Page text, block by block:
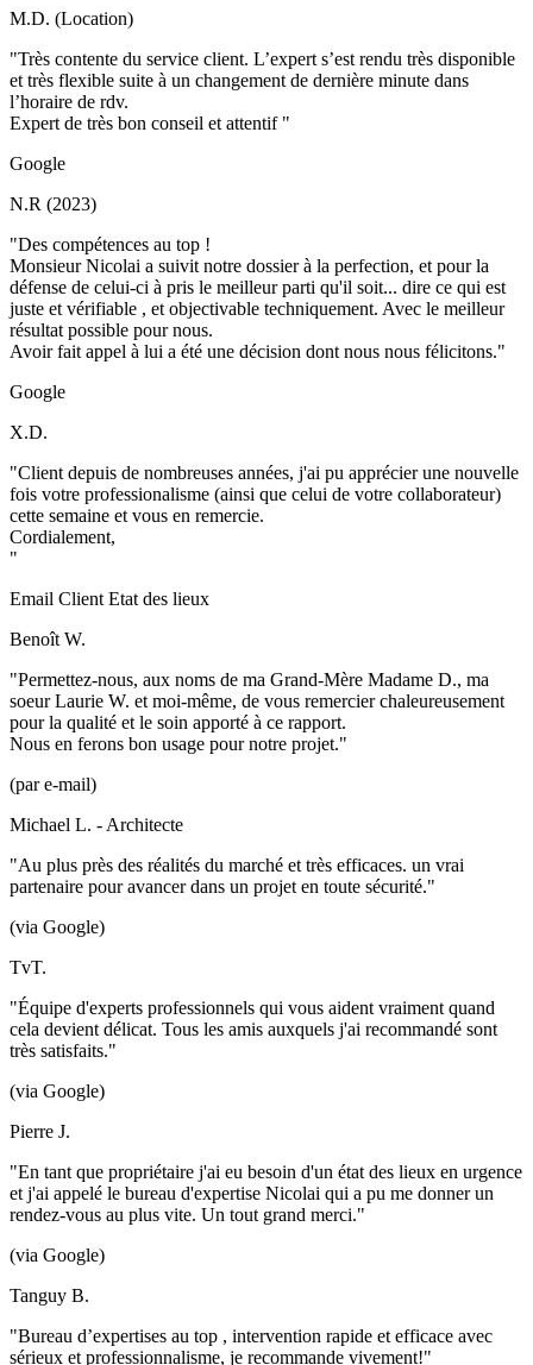
M.D. (Location)
"Très contente du service client. L’expert s’est rendu très disponible
et très flexible suite à un changement de dernière minute dans
l’horaire de rdv.
Expert de très bon conseil et attentif "
Google
N.R (2023)
"Des compétences au top !
Monsieur Nicolai a suivit notre dossier à la perfection, et pour la
défense de celui-ci à pris le meilleur parti qu'il soit... dire ce qui est
juste et vérifiable , et objectivable techniquement. Avec le meilleur
résultat possible pour nous.
Avoir fait appel à lui a été une décision dont nous nous félicitons."
Google
X.D.
"Client depuis de nombreuses années, j'ai pu apprécier une nouvelle
fois votre professionalisme (ainsi que celui de votre collaborateur)
cette semaine et vous en remercie.
Cordialement,
"
Email Client Etat des lieux
Benoît W.
"Permettez-nous, aux noms de ma Grand-Mère Madame D., ma
soeur Laurie W. et moi-même, de vous remercier chaleureusement
pour la qualité et le soin apporté à ce rapport.
Nous en ferons bon usage pour notre projet."
(par e-mail)
Michael L. - Architecte
"Au plus près des réalités du marché et très efficaces. un vrai
partenaire pour avancer dans un projet en toute sécurité."
(via Google)
TvT.
"Équipe d'experts professionnels qui vous aident vraiment quand
cela devient délicat. Tous les amis auxquels j'ai recommandé sont
très satisfaits."
(via Google)
Pierre J.
"En tant que propriétaire j'ai eu besoin d'un état des lieux en urgence
et j'ai appelé le bureau d'expertise Nicolai qui a pu me donner un
rendez-vous au plus vite. Un tout grand merci."
(via Google)
Tanguy B.
"Bureau d’expertises au top , intervention rapide et efficace avec
sérieux et professionnalisme, je recommande vivement!"